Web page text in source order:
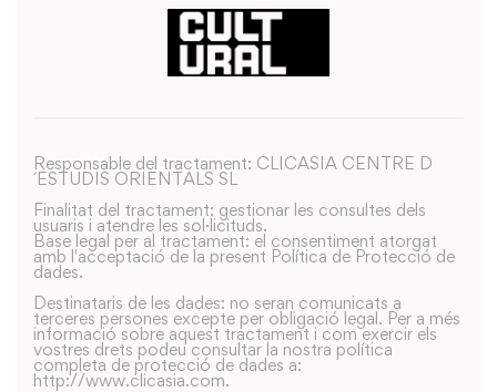
Responsable del tractament: CLICASIA CENTRE D
´ESTUDIS ORIENTALS SL
Finalitat del tractament: gestionar les consultes dels
usuaris i atendre les sol·licituds.
Base legal per al tractament: el consentiment atorgat
amb l'acceptació de la present Política de Protecció de
dades.
Destinataris de les dades: no seran comunicats a
terceres persones excepte per obligació legal. Per a més
informació sobre aquest tractament i com exercir els
vostres drets podeu consultar la nostra política
completa de protecció de dades a:
http://www.clicasia.com.